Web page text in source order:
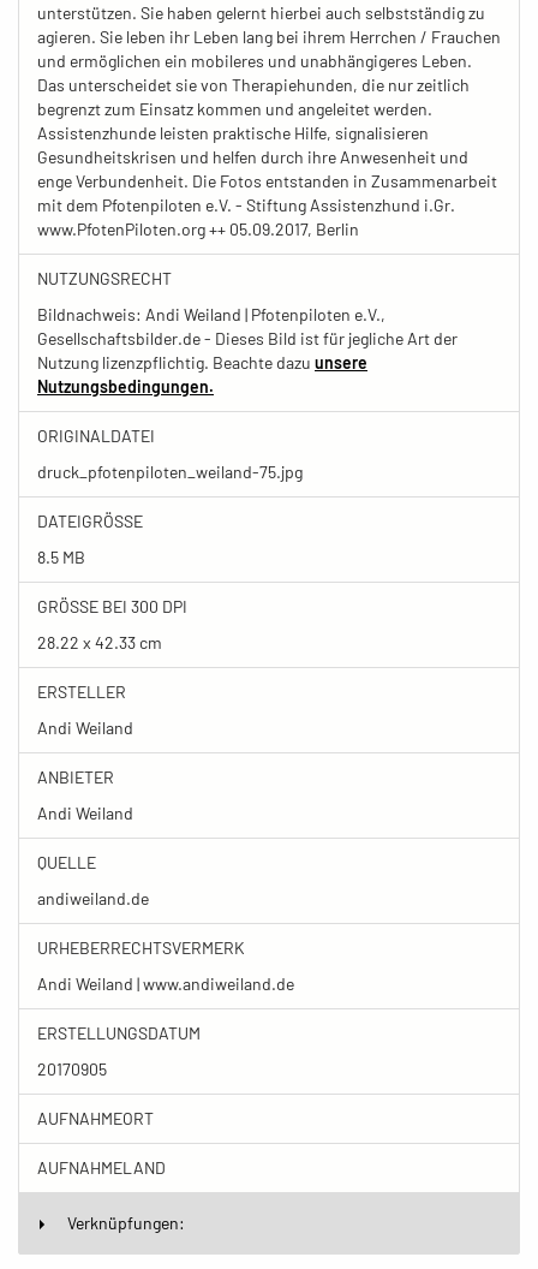
unterstützen. Sie haben gelernt hierbei auch selbstständig zu
agieren. Sie leben ihr Leben lang bei ihrem Herrchen / Frauchen
und ermöglichen ein mobileres und unabhängigeres Leben.
Das unterscheidet sie von Therapiehunden, die nur zeitlich
begrenzt zum Einsatz kommen und angeleitet werden.
Assistenzhunde leisten praktische Hilfe, signalisieren
Gesundheitskrisen und helfen durch ihre Anwesenheit und
enge Verbundenheit. Die Fotos entstanden in Zusammenarbeit
mit dem Pfotenpiloten e.V. - Stiftung Assistenzhund i.Gr.
www.PfotenPiloten.org ++ 05.09.2017, Berlin
NUTZUNGSRECHT
Bildnachweis: Andi Weiland | Pfotenpiloten e.V.,
Gesellschaftsbilder.de - Dieses Bild ist für jegliche Art der
Nutzung lizenzpflichtig. Beachte dazu unsere
Nutzungsbedingungen.
ORIGINALDATEI
druck_pfotenpiloten_weiland-75.jpg
DATEIGRÖSSE
8.5 MB
GRÖSSE BEI 300 DPI
28.22 x 42.33 cm
ERSTELLER
Andi Weiland
ANBIETER
Andi Weiland
QUELLE
andiweiland.de
URHEBERRECHTSVERMERK
Andi Weiland | www.andiweiland.de
ERSTELLUNGSDATUM
20170905
AUFNAHMEORT
AUFNAHMELAND
Verknüpfungen: